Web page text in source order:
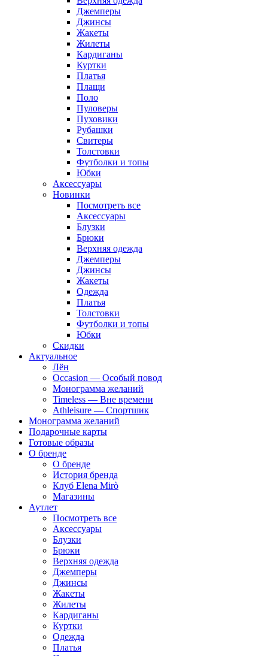
Джемперы
Джинсы
Жакеты
Жилеты
Кардиганы
Куртки
Платья
Плащи
Поло
Пуловеры
Пуховики
Рубашки
Свитеры
Толстовки
Футболки и топы
Юбки
Аксессуары
Новинки
Посмотреть все
Аксессуары
Блузки
Брюки
Верхняя одежда
Джемперы
Джинсы
Жакеты
Одежда
Платья
Толстовки
Футболки и топы
Юбки
Скидки
Актуальное
Лён
Occasion — Особый повод
Монограмма желаний
Timeless — Вне времени
Athleisure — Спортшик
Монограмма желаний
Подарочные карты
Готовые образы
О бренде
О бренде
История бренда
Клуб Elena Mirò
Магазины
Аутлет
Посмотреть все
Аксессуары
Блузки
Брюки
Верхняя одежда
Джемперы
Джинсы
Жакеты
Жилеты
Кардиганы
Куртки
Одежда
Платья